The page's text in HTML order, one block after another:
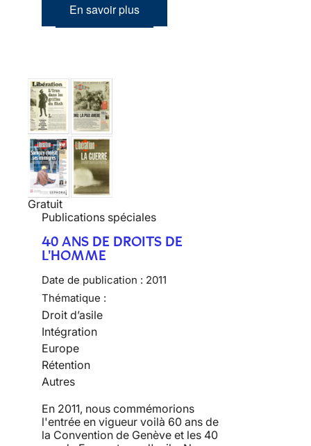
En savoir plus
Gratuit
Publications spéciales
40 ANS DE DROITS DE
L'HOMME
Date de publication : 2011
Thématique :
Droit d’asile
Intégration
Europe
Rétention
Autres
En 2011, nous commémorions
l'entrée en vigueur voilà 60 ans de
la Convention de Genève et les 40